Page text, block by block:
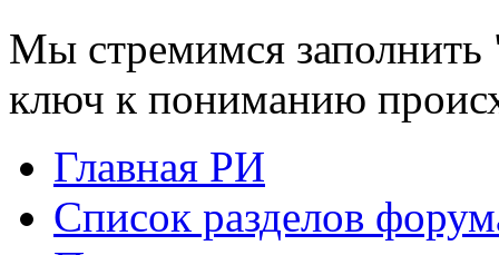
Мы стремимся заполнить
ключ к пониманию
Главная РИ
Список разделов